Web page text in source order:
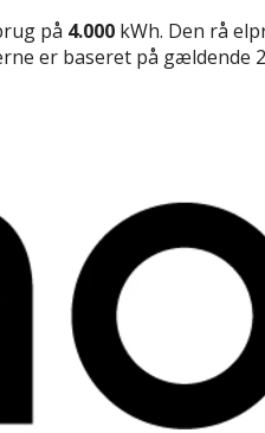
på 4.000 kWh. Den rå
er baseret på gældende